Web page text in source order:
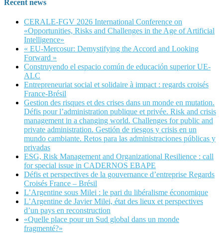
Recent news
CERALE-FGV 2026 International Conference on
«Opportunities, Risks and Challenges in the Age of Artificial
Intelligence»
« EU-Mercosur: Demystifying the Accord and Looking
Forward »
Construyendo el espacio común de educación superior UE-
ALC
Entrepreneuriat social et solidaire à impact : regards croisés
France-Brésil
Gestion des risques et des crises dans un monde en mutation.
Défis pour l’administration publique et privée. Risk and crisis
management in a changing world. Challenges for public and
private administration. Gestión de riesgos y crisis en un
mundo cambiante. Retos para las administraciones públicas y
privadas
ESG, Risk Management and Organizational Resilience : call
for special issue in CADERNOS EBAPE
Défis et perspectives de la gouvernance d’entreprise Regards
Croisés France – Brésil
L’Argentine sous Milei : le pari du libéralisme économique
L’Argentine de Javier Milei, état des lieux et perspectives
d’un pays en reconstruction
«Quelle place pour un Sud global dans un monde
fragmenté?»